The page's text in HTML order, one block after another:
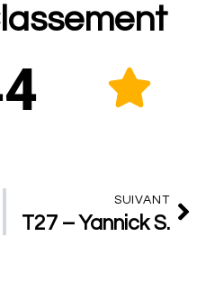
SUIVANT
T27 – Yannick S.